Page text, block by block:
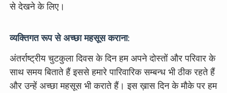
से देखने के लिए।
व्यक्तिगत रूप से अच्छा महसूस कराना:
अंतर्राष्ट्रीय चुटकुला दिवस के दिन हम अपने दोस्तों और परिवार के
साथ समय बिताते हैं इससे हमारे पारिवारिक सम्बन्ध भी ठीक रहते हैं
और उन्हें अच्छा महसूस भी कराते हैं। इस ख़ास दिन के मौके पर हम